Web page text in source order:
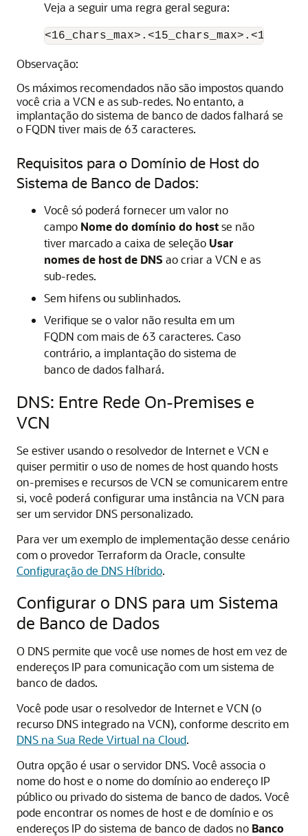
Veja a seguir uma regra geral segura:
Observação:
Os máximos recomendados não são impostos quando
você cria a VCN e as sub-redes. No entanto, a
implantação do sistema de banco de dados falhará se
o FQDN tiver mais de 63 caracteres.
Requisitos para o Domínio de Host do
Sistema de Banco de Dados:
Você só poderá fornecer um valor no
campo Nome do domínio do hostse não
tiver marcado a caixa de seleção Usar
nomes de host de DNS ao criar a VCN e as
sub-redes.
Sem hifens ou sublinhados.
Verifique se o valor não resulta em um
FQDN com mais de 63 caracteres. Caso
contrário, a implantação do sistema de
banco de dados falhará.
DNS: Entre Rede On-Premises e
VCN
Se estiver usando o resolvedor de Internet e VCN e
quiser permitir o uso de nomes de host quando hosts
on-premises e recursos de VCN se comunicarem entre
si, você poderá configurar uma instância na VCN para
ser um servidor DNS personalizado.
Para ver um exemplo de implementação desse cenário
com o provedor Terraform da Oracle, consulte
Configuração de DNS Híbrido.
Configurar o DNS para um Sistema
de Banco de Dados
O DNS permite que você use nomes de host em vez de
endereços IP para comunicação com um sistema de
banco de dados.
Você pode usar o resolvedor de Internet e VCN (o
recurso DNS integrado na VCN), conforme descrito em
DNS na Sua Rede Virtual na Cloud.
Outra opção é usar o servidor DNS. Você associa o
nome do host e o nome do domínio ao endereço IP
público ou privado do sistema de banco de dados. Você
pode encontrar os nomes de host e de domínio e os
endereços IP do sistema de banco de dados no Banco